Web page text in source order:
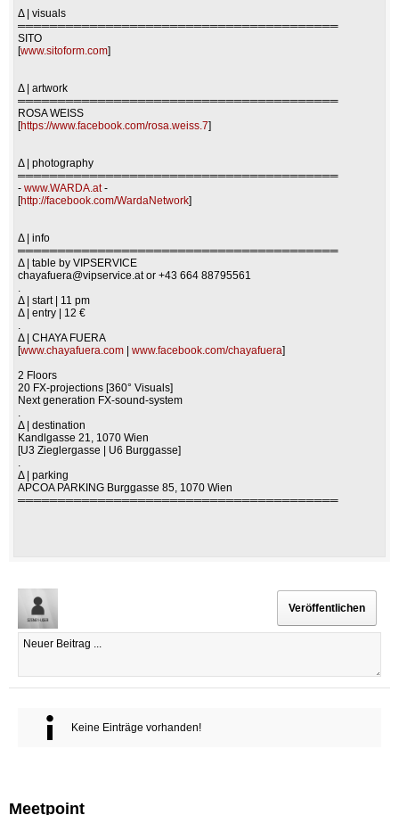
Δ | visuals
════════════════════════════════════════
SITO
[www.sitoform.com]
Δ | artwork
════════════════════════════════════════
ROSA WEISS
[https://www.facebook.com/rosa.weiss.7]
Δ | photography
════════════════════════════════════════
- www.WARDA.at-
[http://facebook.com/WardaNetwork]
Δ | info
════════════════════════════════════════
Δ | table by VIPSERVICE
chayafuera@vipservice.ator +43 664 88795561
Δ | start | 11 pm
Δ | entry | 12 €
Δ | CHAYA FUERA
[www.chayafuera.com | www.facebook.com/chayafuera]
2 Floors
20 FX-projections [360° Visuals]
Next generation FX-sound-system
Δ | destination
Kandlgasse 21, 1070 Wien
[U3 Zieglergasse | U6 Burggasse]
Δ | parking
APCOA PARKING Burggasse 85, 1070 Wien
════════════════════════════════════════
Keine Einträge vorhanden!
Meetpoint